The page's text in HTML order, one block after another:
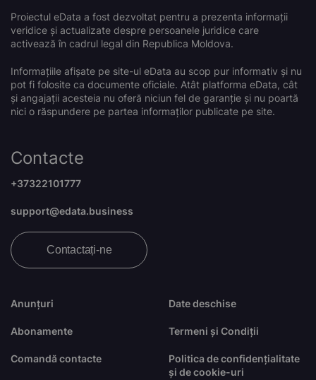
Proiectul eData a fost dezvoltat pentru a prezenta informații
veridice și actualizate despre persoanele juridice care
activează în cadrul legal din Republica Moldova.
Informațiile afișate pe site-ul eData au scop pur informativ și nu
pot fi folosite ca documente oficiale. Atât platforma eData, cât
și angajații acesteia nu oferă niciun fel de garanție și nu poartă
nici o răspundere pe partea informaților publicate pe site.
Anunțuri
Abonamente
Comandă contacte
Date deschise
Termeni și Condiții
Politica de confidențialitate
și de cookie-uri
Contacte
+37322101777
support@edata.business
Contactați-ne